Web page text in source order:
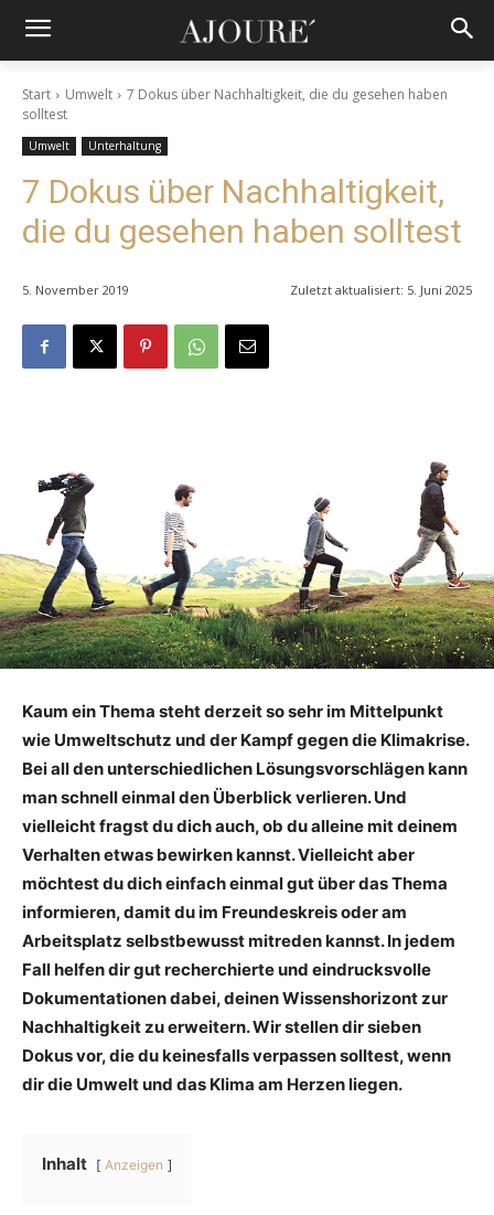
Start Umwelt
7 Dokus über Nachhaltigkeit, die du gesehen haben
solltest
Umwelt Unterhaltung
7 Dokus über Nachhaltigkeit,
die du gesehen haben solltest
5. November 2019 Zuletzt aktualisiert: 5. Juni 2025
Kaum ein Thema steht derzeit so sehr im Mittelpunkt
wie Umweltschutz und der Kampf gegen die Klimakrise.
Bei all den unterschiedlichen Lösungsvorschlägen kann
man schnell einmal den Überblick verlieren. Und
vielleicht fragst du dich auch, ob du alleine mit deinem
Verhalten etwas bewirken kannst. Vielleicht aber
möchtest du dich einfach einmal gut über das Thema
informieren, damit du im Freundeskreis oder am
Arbeitsplatz selbstbewusst mitreden kannst. In jedem
Fall helfen dir gut recherchierte und eindrucksvolle
Dokumentationen dabei, deinen Wissenshorizont zur
Nachhaltigkeit zu erweitern. Wir stellen dir sieben
Dokus vor, die du keinesfalls verpassen solltest, wenn
dir die Umwelt und das Klima am Herzen liegen.
Inhalt Anzeigen